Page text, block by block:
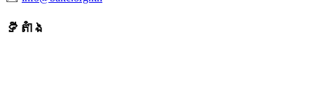
ទីតាំង